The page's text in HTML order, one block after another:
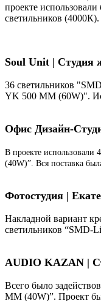
проекте
светильников (4000К).
Soul Unit | Студия
36 светильников
YK 500 ММ (60W)".
Офис Дизайн-
В проекте
(40W)”. Вся поставка
Фотостудия |
Накладной вариант
светильников “SMD-
AUDIO KAZAN |
Всего было
ММ (40W)”. Проект